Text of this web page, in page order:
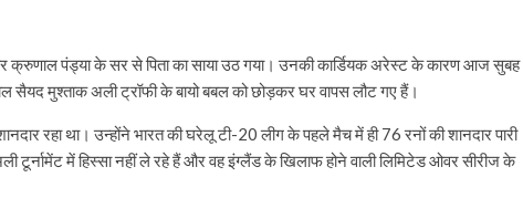
क्रुणाल पंड्या के सर से पिता का साया उठ गया। उनकी कार्डियक अरेस्ट के कारण आज सुबह
सैयद मुश्ताक अली ट्रॉफी के बायो बबल को छोड़कर घर वापस लौट गए हैं।
रहा था। उन्होंने भारत की घरेलू टी-20 लीग के पहले मैच में ही 76 रनों की शानदार पारी
टूर्नामेंट में हिस्सा नहीं ले रहे हैं और वह इंग्लैंड के खिलाफ होने वाली लिमिटेड ओवर सीरीज के